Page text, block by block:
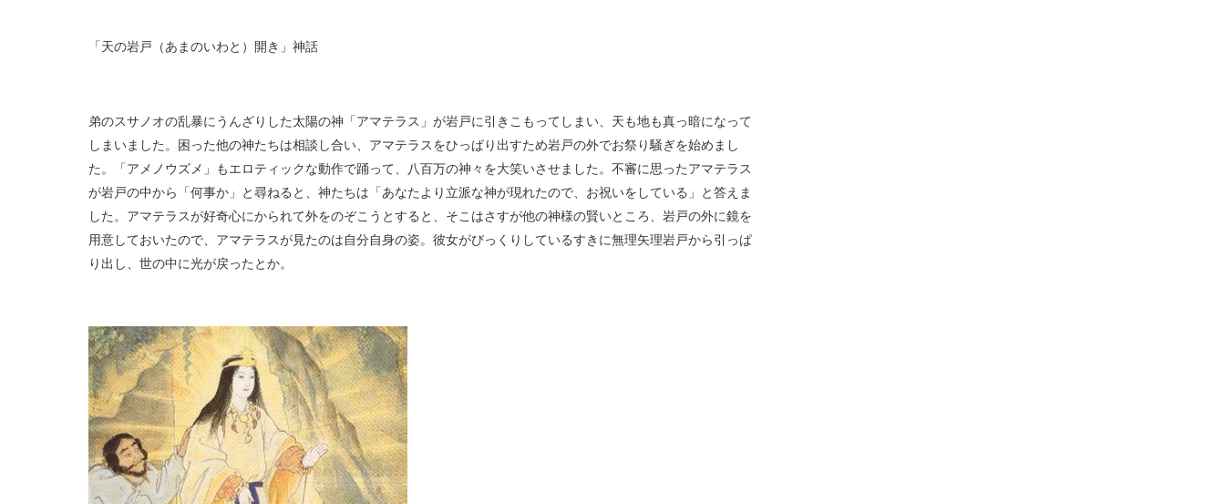
「天の岩戸（あまのいわと）開き」神話
弟のスサノオの乱暴にうんざりした太陽の神「アマテラス」が岩戸に引きこもってしまい、天も地も真っ暗になって
しまいました。困った他の神たちは相談し合い、アマテラスをひっぱり出すため岩戸の外でお祭り騒ぎを始めまし
た。「アメノウズメ」もエロティックな動作で踊って、八百万の神々を大笑いさせました。不審に思ったアマテラス
が岩戸の中から「何事か」と尋ねると、神たちは「あなたより立派な神が現れたので、お祝いをしている」と答えま
した。アマテラスが好奇心にかられて外をのぞこうとすると、そこはさすが他の神様の賢いところ、岩戸の外に鏡を
用意しておいたので、アマテラスが見たのは自分自身の姿。彼女がびっくりしているすきに無理矢理岩戸から引っぱ
り出し、世の中に光が戻ったとか。